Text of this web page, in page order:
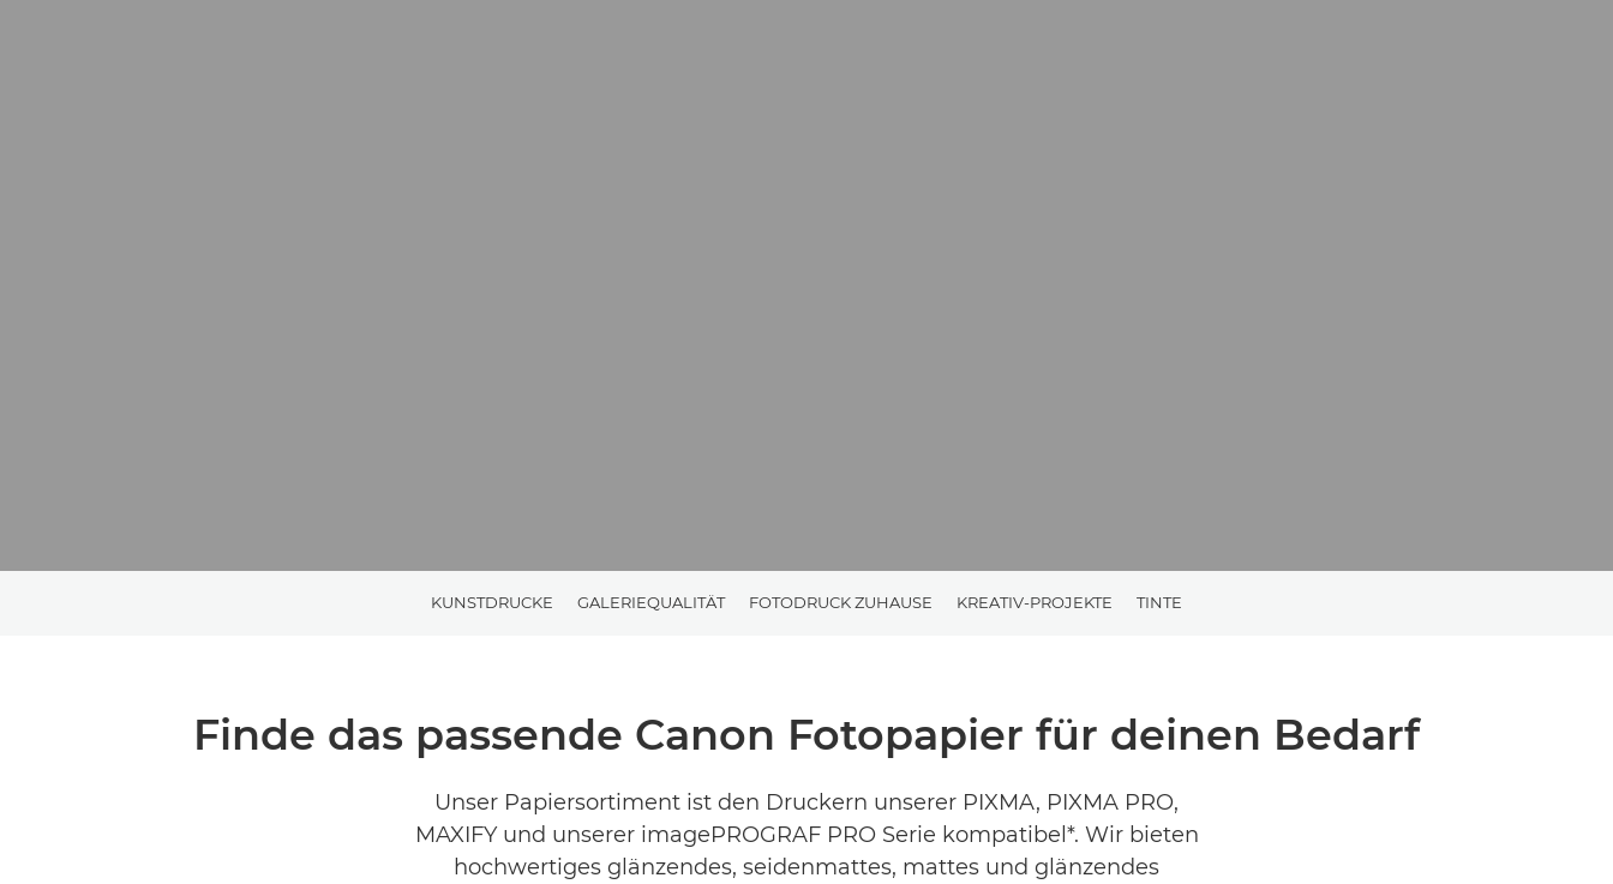
KUNSTDRUCKE GALERIEQUALITÄT FOTODRUCK ZUHAUSE KREATIV-PROJEKTE TINTE
Finde das passende Canon Fotopapier für deinen Bedarf
Unser Papiersortiment ist den Druckern unserer PIXMA, PIXMA PRO,
MAXIFY und unserer imagePROGRAF PRO Serie kompatibel*. Wir bieten
hochwertiges glänzendes, seidenmattes, mattes und glänzendes